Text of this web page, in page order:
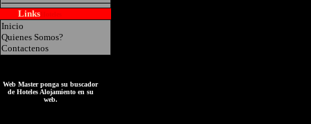
Links
Inicio
Quienes Somos?
Contactenos
Web Master ponga su buscador
de Hoteles Alojamiento en su
web.